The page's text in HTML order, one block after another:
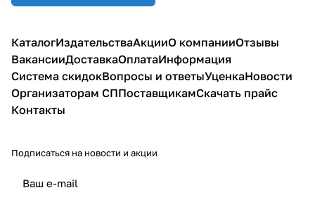
КаталогИздательстваАкцииО компанииОтзывы
ВакансииДоставкаОплатаИнформация
Система скидокВопросы и ответыУценкаНовости
Организаторам СППоставщикамСкачать прайс
Контакты
Подписаться на новости и акции